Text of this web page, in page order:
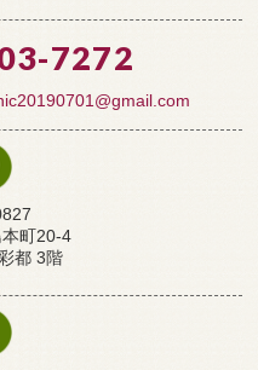
7272
町20-4
都 3階